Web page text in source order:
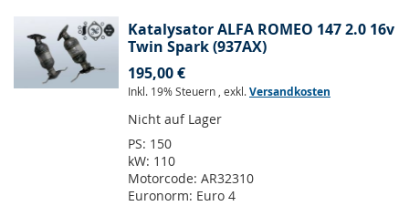
Katalysator ALFA ROMEO 147 2.0 16v
Twin Spark (937AX)
195,00 €
Inkl. 19% Steuern , exkl.Versandkosten
Nicht auf Lager
PS: 150
kW: 110
Motorcode: AR32310
Euronorm: Euro 4